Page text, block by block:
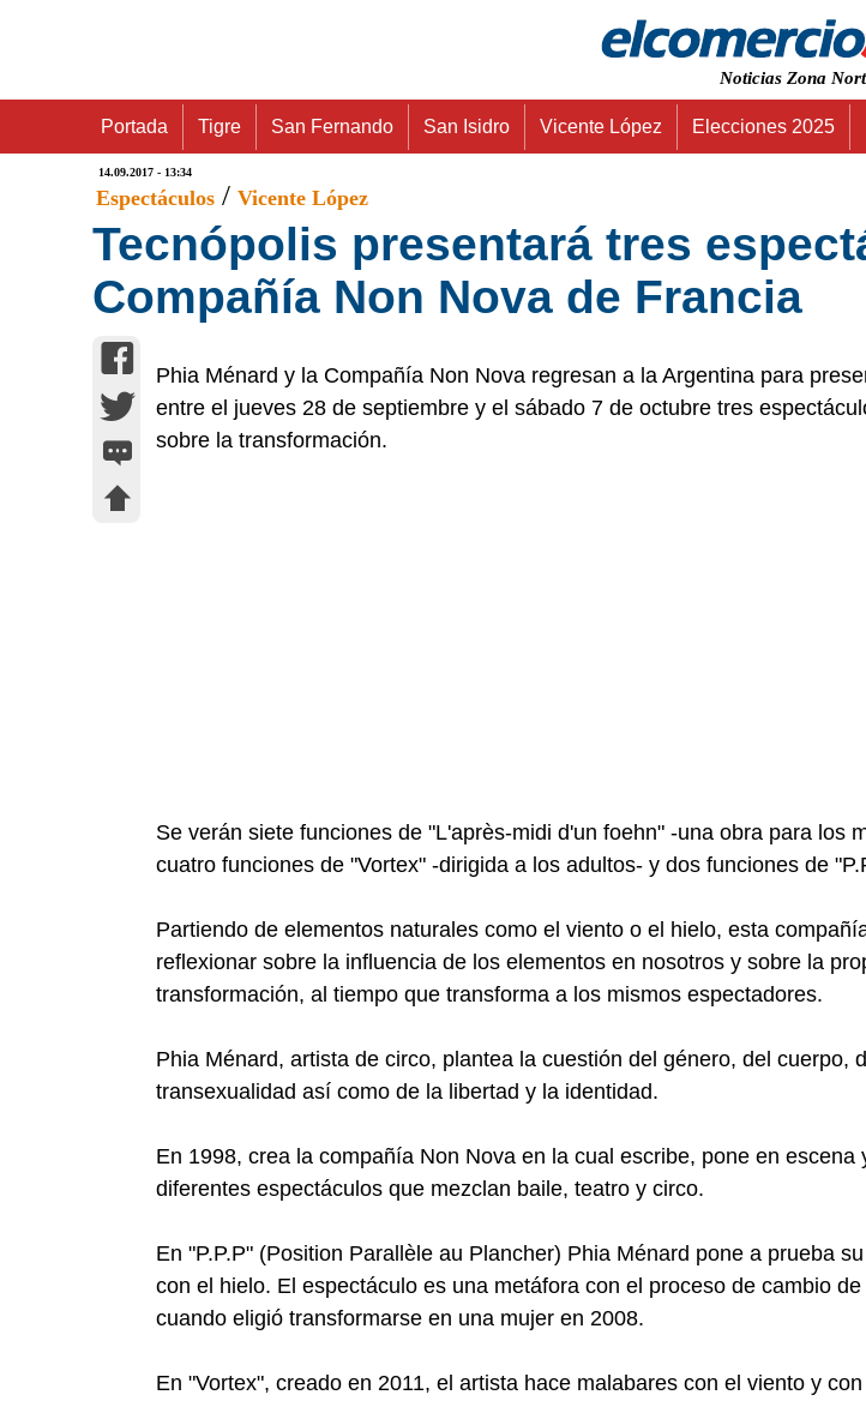
Noticias Zona
Portada Tigre San Fernando San Isidro Vicente López Elecciones 2025
14.09.2017 - 13:34
Espectáculos / Vicente López
Tecnópolis presentará tres
Compañía Non Nova de Francia
Phia Ménard y la Compañía Non Nova regresan a la Argentina para
entre el jueves 28 de septiembre y el sábado 7 de octubre tres
sobre la transformación.
Se verán siete funciones de "L'après-midi d'un foehn" -una obra para los
cuatro funciones de "Vortex" -dirigida a los adultos- y dos funciones de
Partiendo de elementos naturales como el viento o el hielo, esta
reflexionar sobre la influencia de los elementos en nosotros y sobre la
transformación, al tiempo que transforma a los mismos espectadores.
Phia Ménard, artista de circo, plantea la cuestión del género, del cuerpo,
transexualidad así como de la libertad y la identidad.
En 1998, crea la compañía Non Nova en la cual escribe, pone en escena
diferentes espectáculos que mezclan baile, teatro y circo.
En "P.P.P" (Position Parallèle au Plancher) Phia Ménard pone a prueba
con el hielo. El espectáculo es una metáfora con el proceso de cambio
cuando eligió transformarse en una mujer en 2008.
En "Vortex", creado en 2011, el artista hace malabares con el viento y